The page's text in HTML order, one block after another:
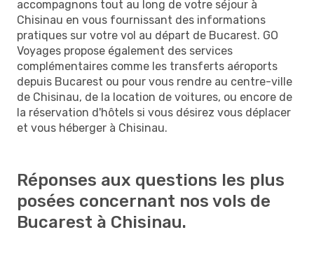
accompagnons tout au long de votre séjour à
Chisinau en vous fournissant des informations
pratiques sur votre vol au départ de Bucarest. GO
Voyages propose également des services
complémentaires comme les transferts aéroports
depuis Bucarest ou pour vous rendre au centre-ville
de Chisinau, de la location de voitures, ou encore de
la réservation d'hôtels si vous désirez vous déplacer
et vous héberger à Chisinau.
Réponses aux questions les plus
posées concernant nos vols de
Bucarest à Chisinau.